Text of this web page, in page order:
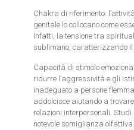
Chakra di riferimento:
genitale lo collocano come
Infatti, la tensione tra
sublimano, caratterizzando
Capacità di stimolo
ridurre l’aggressività e gli
inadeguato a persone
addolcisce aiutando a
relazioni interpersonali.
notevole somiglianza olfattiva